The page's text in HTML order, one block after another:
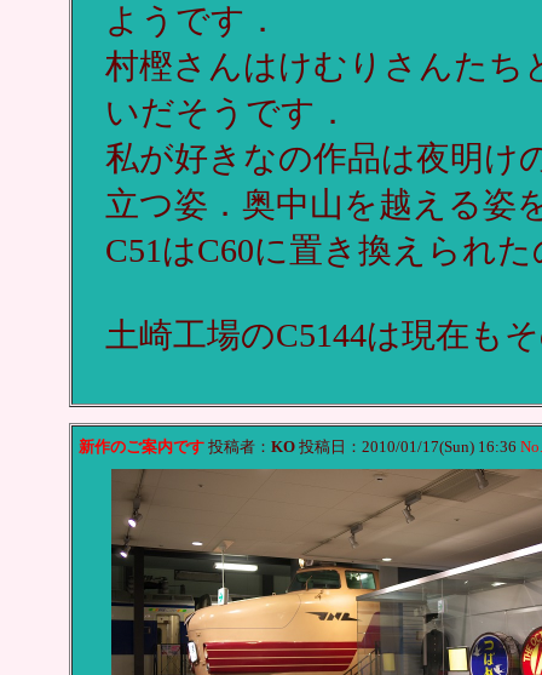
ようです．
村樫さんはけむりさんたち
いだそうです．
私が好きなの作品は夜明け
立つ姿．奥中山を越える姿
C51はC60に置き換えられ
土崎工場のC5144は現在も
新作のご案内です投稿者： KO投稿日：2010/01/17(Sun) 16:36